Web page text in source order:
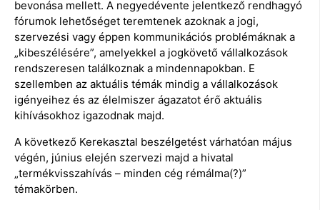
bevonása mellett. A negyedévente jelentkező rendhagyó
fórumok lehetőséget teremtenek azoknak a jogi,
szervezési vagy éppen kommunikációs problémáknak a
„kibeszélésére”, amelyekkel a jogkövető vállalkozások
rendszeresen találkoznak a mindennapokban. E
szellemben az aktuális témák mindig a vállalkozások
igényeihez és az élelmiszer ágazatot érő aktuális
kihívásokhoz igazodnak majd.
A következő Kerekasztal beszélgetést várhatóan május
végén, június elején szervezi majd a hivatal
„termékvisszahívás – minden cég rémálma(?)”
témakörben.